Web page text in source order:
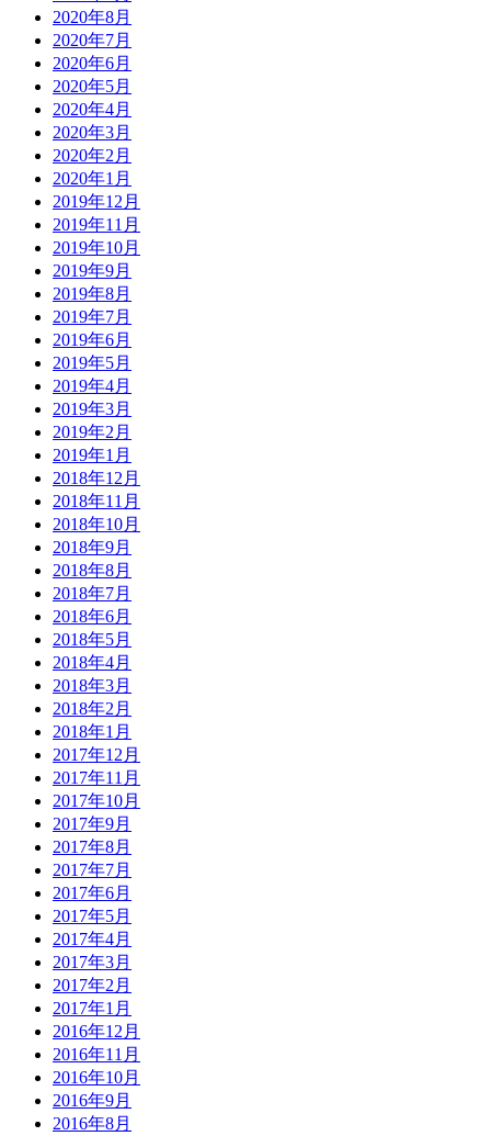
2020年8月
2020年7月
2020年6月
2020年5月
2020年4月
2020年3月
2020年2月
2020年1月
2019年12月
2019年11月
2019年10月
2019年9月
2019年8月
2019年7月
2019年6月
2019年5月
2019年4月
2019年3月
2019年2月
2019年1月
2018年12月
2018年11月
2018年10月
2018年9月
2018年8月
2018年7月
2018年6月
2018年5月
2018年4月
2018年3月
2018年2月
2018年1月
2017年12月
2017年11月
2017年10月
2017年9月
2017年8月
2017年7月
2017年6月
2017年5月
2017年4月
2017年3月
2017年2月
2017年1月
2016年12月
2016年11月
2016年10月
2016年9月
2016年8月